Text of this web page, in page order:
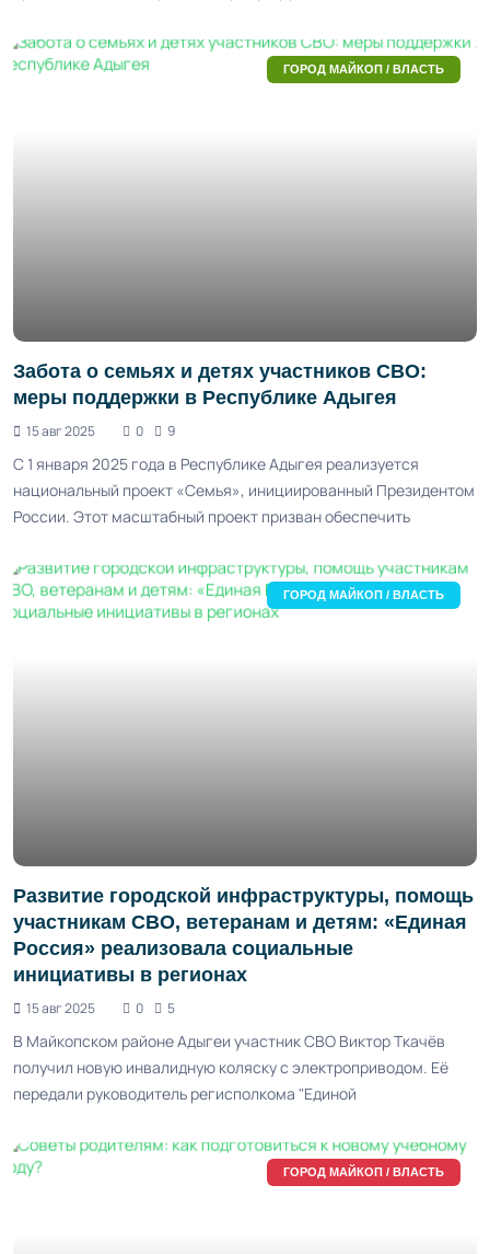
ГОРОД МАЙКОП / ВЛАСТЬ
Забота о семьях и детях участников СВО:
меры поддержки в Республике Адыгея
15 авг 2025 0 9
С 1 января 2025 года в Республике Адыгея реализуется
национальный проект «Семья», инициированный Президентом
России. Этот масштабный проект призван обеспечить
ГОРОД МАЙКОП / ВЛАСТЬ
Развитие городской инфраструктуры, помощь
участникам СВО, ветеранам и детям: «Единая
Россия» реализовала социальные
инициативы в регионах
15 авг 2025 0 5
В Майкопском районе Адыгеи участник СВО Виктор Ткачёв
получил новую инвалидную коляску с электроприводом. Её
передали руководитель регисполкома "Единой
ГОРОД МАЙКОП / ВЛАСТЬ